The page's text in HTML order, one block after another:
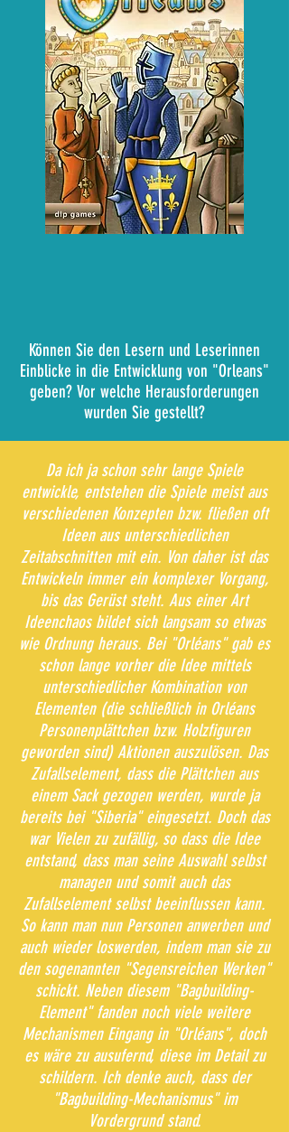
Können Sie den Lesern und Leserinnen
Einblicke in die Entwicklung von "Orleans"
geben? Vor welche Herausforderungen
wurden Sie gestellt?
Da ich ja schon sehr lange Spiele
entwickle, entstehen die Spiele meist aus
verschiedenen Konzepten bzw. fließen oft
Ideen aus unterschiedlichen
Zeitabschnitten mit ein. Von daher ist das
Entwickeln immer ein komplexer Vorgang,
bis das Gerüst steht. Aus einer Art
Ideenchaos bildet sich langsam so etwas
wie Ordnung heraus. Bei "Orléans" gab es
schon lange vorher die Idee mittels
unterschiedlicher Kombination von
Elementen (die schließlich in Orléans
Personenplättchen bzw. Holzfiguren
geworden sind) Aktionen auszulösen. Das
Zufallselement, dass die Plättchen aus
einem Sack gezogen werden, wurde ja
bereits bei "Siberia" eingesetzt. Doch das
war Vielen zu zufällig, so dass die Idee
entstand, dass man seine Auswahl selbst
managen und somit auch das
Zufallselement selbst beeinflussen kann.
So kann man nun Personen anwerben und
auch wieder loswerden, indem man sie zu
den sogenannten "Segensreichen Werken"
schickt. Neben diesem "Bagbuilding-
Element" fanden noch viele weitere
Mechanismen Eingang in "Orléans", doch
es wäre zu ausufernd, diese im Detail zu
schildern. Ich denke auch, dass der
"Bagbuilding-Mechanismus" im
Vordergrund stand.